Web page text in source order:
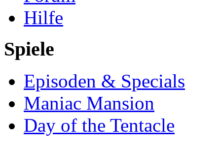
Hilfe
Spiele
Episoden & Specials
Maniac Mansion
Day of the Tentacle